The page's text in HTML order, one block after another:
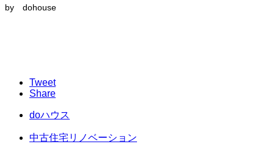
by dohouse
Tweet
Share
doハウス
中古住宅リノベーション